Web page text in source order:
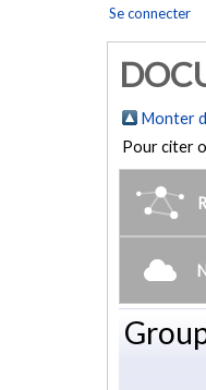
Se connecter
Monter
Pour citer